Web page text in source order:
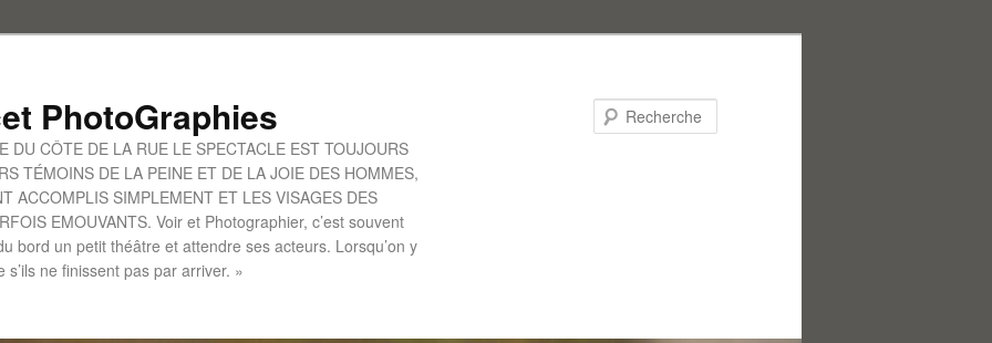
PhotoGraphies
DU CÔTE DE LA RUE LE SPECTACLE EST TOUJOURS
TÉMOINS DE LA PEINE ET DE LA JOIE DES HOMMES,
ACCOMPLIS SIMPLEMENT ET LES VISAGES DES
EMOUVANTS. Voir et Photographier, c’est souvent
bord un petit théâtre et attendre ses acteurs. Lorsqu’on y
ne finissent pas par arriver. »